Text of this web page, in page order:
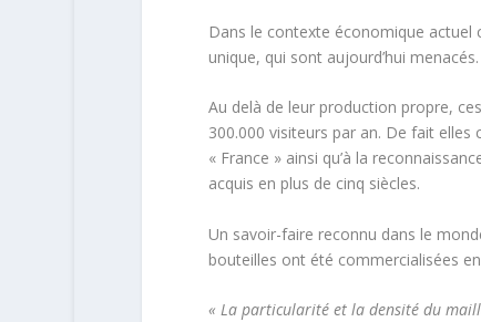
Dans le contexte économique actuel
unique, qui sont aujourd’hui menacés.
Au delà de leur production propre,
300.000 visiteurs par an. De fait
« France » ainsi qu’à la
acquis en plus de cinq siècles.
Un savoir-faire reconnu dans le
bouteilles ont été commercialisées
« La particularité et la densité du